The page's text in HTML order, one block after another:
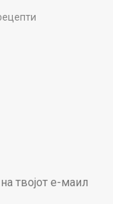
твојот е-маил